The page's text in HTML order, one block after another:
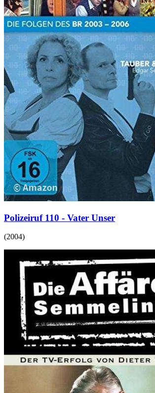
Polizeiruf 110 - Vater Unser
(2004)